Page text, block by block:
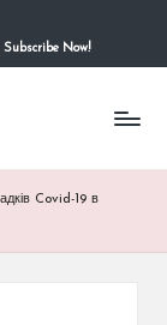
Subscribe Now!
Covid-19 в